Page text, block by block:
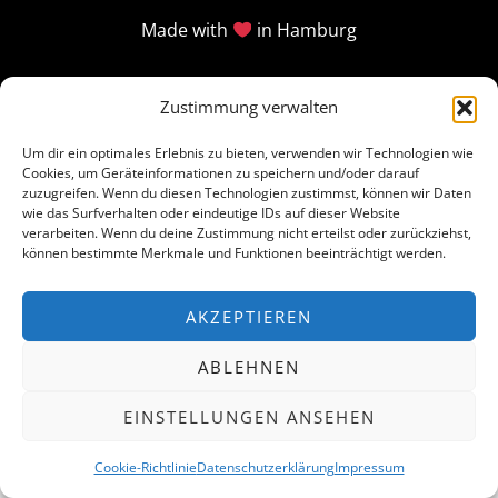
Zustimmung verwalten
Um dir ein optimales Erlebnis zu bieten, verwenden wir Technologien wie
Cookies, um Geräteinformationen zu speichern und/oder darauf
zuzugreifen. Wenn du diesen Technologien zustimmst, können wir Daten
wie das Surfverhalten oder eindeutige IDs auf dieser Website
verarbeiten. Wenn du deine Zustimmung nicht erteilst oder zurückziehst,
können bestimmte Merkmale und Funktionen beeinträchtigt werden.
AKZEPTIEREN
ABLEHNEN
EINSTELLUNGEN ANSEHEN
Cookie-RichtlinieDatenschutzerklärungImpressum
Made with in Hamburg